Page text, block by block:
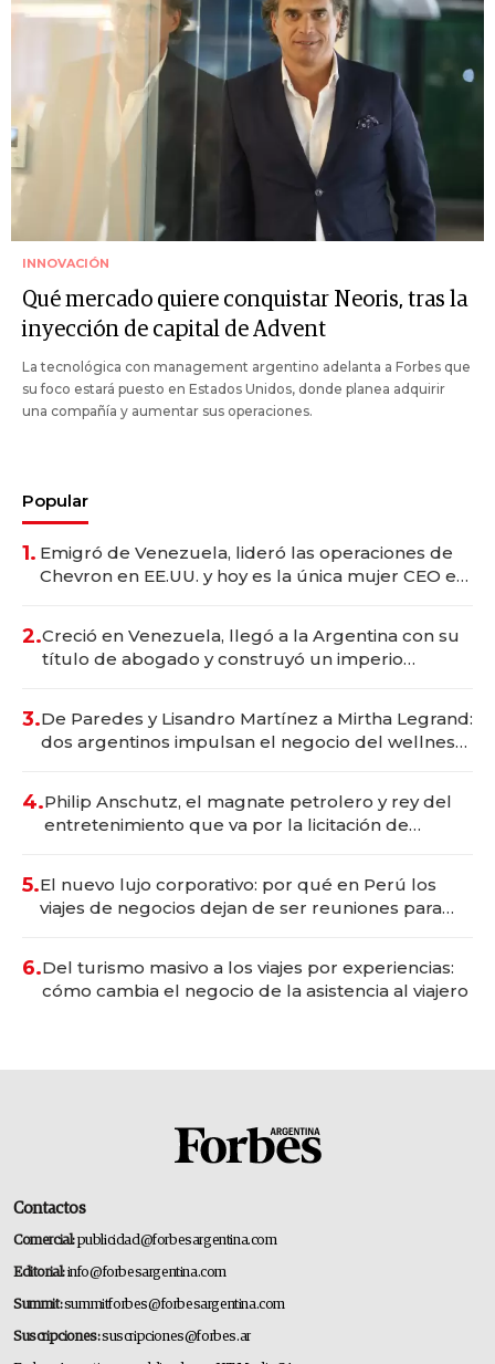
INNOVACIÓN
Qué mercado quiere conquistar Neoris, tras la
inyección de capital de Advent
La tecnológica con management argentino adelanta a Forbes que
su foco estará puesto en Estados Unidos, donde planea adquirir
una compañía y aumentar sus operaciones.
Popular
1. Emigró de Venezuela, lideró las operaciones de
Chevron en EE.UU. y hoy es la única mujer CEO en
2.Creció en Venezuela, llegó a la Argentina con su
título de abogado y construyó un imperio
3.De Paredes y Lisandro Martínez a Mirtha Legrand:
dos argentinos impulsan el negocio del wellness
4.Philip Anschutz, el magnate petrolero y rey del
entretenimiento que va por la licitación de
5.El nuevo lujo corporativo: por qué en Perú los
viajes de negocios dejan de ser reuniones para
6.Del turismo masivo a los viajes por experiencias:
cómo cambia el negocio de la asistencia al viajero
Contactos
Comercial:publicidad@forbesargentina.com
Editorial:info@forbesargentina.com
Summit:summitforbes@forbesargentina.com
Suscripciones:suscripciones@forbes.ar